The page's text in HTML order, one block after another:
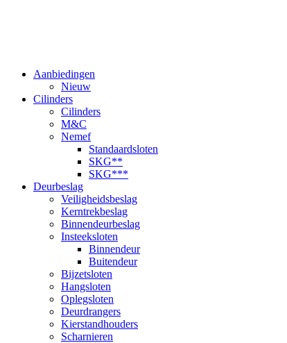
Aanbiedingen
Nieuw
Cilinders
Cilinders
M&C
Nemef
Standaardsloten
SKG**
SKG***
Deurbeslag
Veiligheidsbeslag
Kerntrekbeslag
Binnendeurbeslag
Insteeksloten
Binnendeur
Buitendeur
Bijzetsloten
Hangsloten
Oplegsloten
Deurdrangers
Kierstandhouders
Scharnieren